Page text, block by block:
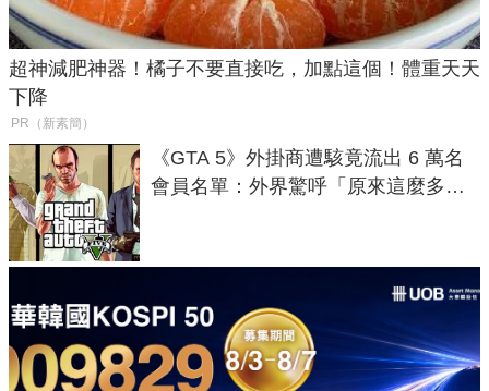
超神減肥神器！橘子不要直接吃，加點這個！體重天天
下降
PR（新素簡）
《GTA 5》外掛商遭駭竟流出 6 萬名
會員名單：外界驚呼「原來這麼多人